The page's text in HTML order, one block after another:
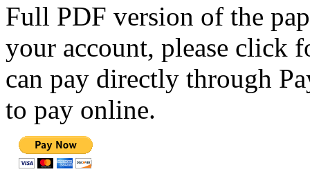
Full PDF version of the
your account, please click
can pay directly through
to pay online.